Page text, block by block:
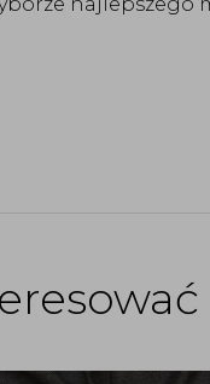
najlepszego